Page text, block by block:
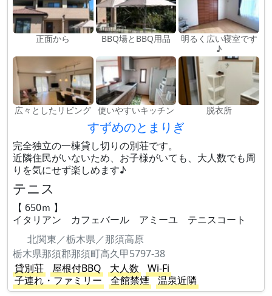
正面から BBQ場とBBQ用品
明るく広い寝室です
♪
広々としたリビング 使いやすいキッチン 脱衣所
すずめのとまりぎ
完全独立の一棟貸し切りの別荘です。
近隣住民がいないため、お子様がいても、大人数でも周
りを気にせず楽しめます♪
テニス
【 650ｍ 】
イタリアン カフェバール アミーユ テニスコート
北関東／栃木県／那須高原
栃木県那須郡那須町高久甲5797-38
貸別荘
屋根付BBQ 大人数
Wi-Fi
子連れ・ファミリー
全館禁煙
温泉近隣